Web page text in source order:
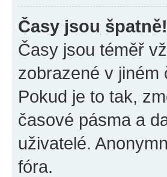
Časy jsou špatně!
Časy jsou téměř
zobrazené v
Pokud je to tak,
časové pásma a
uživatelé.
fóra.